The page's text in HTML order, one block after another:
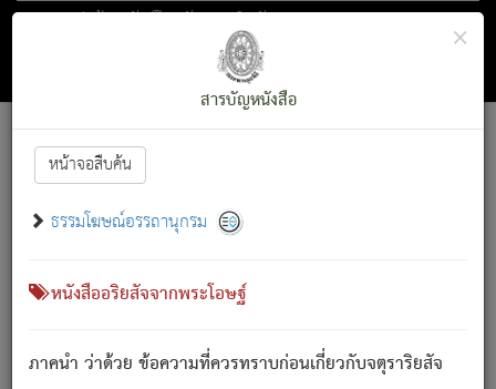
ตอน 1 ว่าด้วย สัตว์โลกกับจตุราริยสัจ
สารบัญ×
สารบัญหนังสือ
หน้าจอสืบค้น
ธรรมโฆษณ์อรรถานุกรม
หนังสืออริยสัจจากพระโอษฐ์
ภาคนำ ว่าด้วย ข้อความที่ควรทราบก่อนเกี่ยวกับจตุราริยสัจ
Font :15 ]||
สัตว์โลกนี้ เกิดความเดือดร้อนแล้ว มีผัสสะบังหน้า
เขาสำคัญสิ่งใด โดยความเป็นประการใด แต่สิ่งนั้นย่อมเป็น
(ตามที่เป็นจริง) โดยประการอื่นจากที่เขาสำคัญนั้น
สัตว์โลกติดข้องอยู่ในภพ ถูกภพบังหน้าแล้ว มีภพโดยความ
เป็นอย่างอื่น (จากที่มันเป็นอยู่จริง) จึงได้เพลิดเพลินยิ่งนักในภพ